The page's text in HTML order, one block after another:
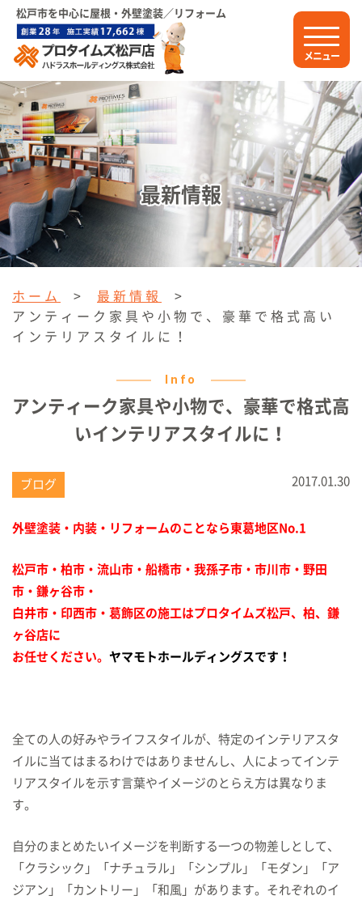
松戸市を中心に屋根・外壁塗装／リフォーム
メニュー
最新情報
ホーム > 最新情報
>
アンティーク家具や小物で、豪華で格式高い
インテリアスタイルに！
Info
アンティーク家具や小物で、豪華で格式高
いインテリアスタイルに！
ブログ 2017.01.30
外壁塗装・内装・リフォームのことなら東葛地区No.1
松戸市・柏市・流山市・船橋市・我孫子市・市川市・野田
市・鎌ヶ谷市・
白井市・印西市・葛飾区の施工はプロタイムズ松戸、柏、鎌
ヶ谷店に
お任せください。 ヤマモトホールディングスです！
全ての人の好みやライフスタイルが、特定のインテリアスタ
イルに当てはまるわけではありませんし、人によってインテ
リアスタイルを示す言葉やイメージのとらえ方は異なりま
す。
自分のまとめたいイメージを判断する一つの物差しとして、
「クラシック」「ナチュラル」「シンプル」「モダン」「ア
ジアン」「カントリー」「和風」があります。それぞれのイ